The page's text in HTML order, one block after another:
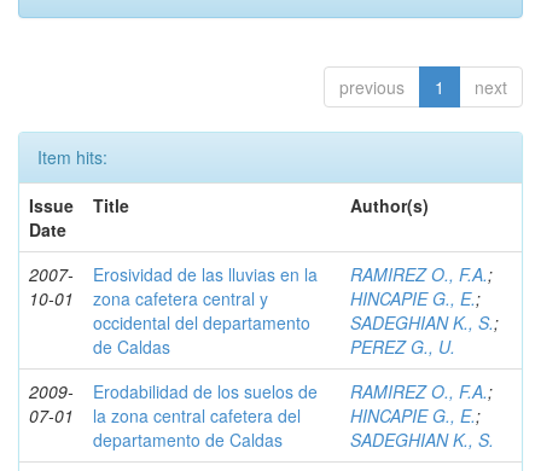
previous 1 next
Item hits:
Issue
Date
Title Author(s)
2007-
10-01
Erosividad de las lluvias en la
zona cafetera central y
occidental del departamento
de Caldas
RAMIREZ O., F.A.;
HINCAPIE G., E.;
SADEGHIAN K., S.;
PEREZ G., U.
2009-
07-01
Erodabilidad de los suelos de
la zona central cafetera del
departamento de Caldas
RAMIREZ O., F.A.;
HINCAPIE G., E.;
SADEGHIAN K., S.